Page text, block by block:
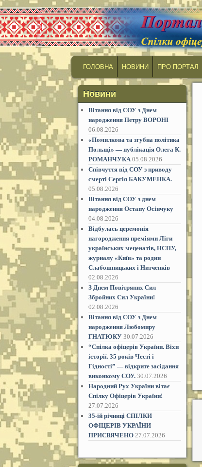
SKIP TO PRIMARY CONTENT
SKIP TO SECONDARY CONTENT
ГОЛОВНА НОВИНИ ПРО ПОРТАЛ
Новини
Вітання від СОУ з Днем
народження Петру ВОРОНІ
06.08.2026
«Помилкова та згубна політика
Польщі» — публікація Олега К.
РОМАНЧУКА 05.08.2026
Співчуття від СОУ з приводу
смерті Сергія БАКУМЕНКА.
05.08.2026
Вітання від СОУ з днем
народження Остапу Осінчуку
04.08.2026
Відбулась церемонія
нагородження преміями Ліги
українських меценатів, НСПУ,
журналу «Київ» та родин
Слабошпицьких і Нитченків
02.08.2026
З Днем Повітряних Сил
Збройних Сил України!
02.08.2026
Вітання від СОУ з Днем
народження Любомиру
ГНАТЮКУ 30.07.2026
“Спілка офіцерів України. Віхи
історії. 35 років Честі і
Гідностіˮ — відкрите засідання
виконкому СОУ. 30.07.2026
Народний Рух України вітає
Спілку Офіцерів України!
27.07.2026
35-ій річниці СПІЛКИ
ОФІЦЕРІВ УКРАЇНИ
ПРИСВЯЧЕНО 27.07.2026